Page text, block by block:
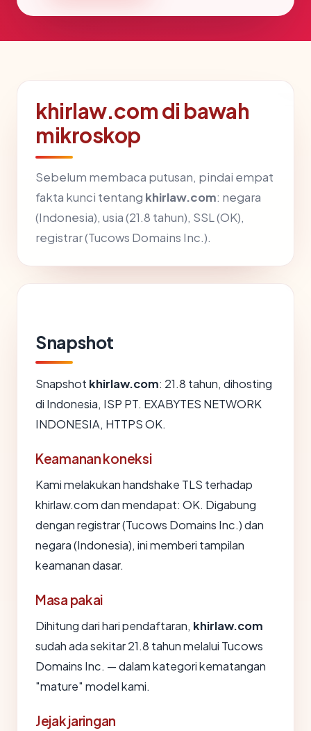
khirlaw.com di bawah
mikroskop
Sebelum membaca putusan, pindai empat
fakta kunci tentang khirlaw.com: negara
(Indonesia), usia (21.8 tahun), SSL (OK),
registrar (Tucows Domains Inc.).
Snapshot
Snapshot khirlaw.com: 21.8 tahun, dihosting
di Indonesia, ISP PT. EXABYTES NETWORK
INDONESIA, HTTPS OK.
Keamanan koneksi
Kami melakukan handshake TLS terhadap
khirlaw.com dan mendapat: OK. Digabung
dengan registrar (Tucows Domains Inc.) dan
negara (Indonesia), ini memberi tampilan
keamanan dasar.
Masa pakai
Dihitung dari hari pendaftaran, khirlaw.com
sudah ada sekitar 21.8 tahun melalui Tucows
Domains Inc. — dalam kategori kematangan
"mature" model kami.
Jejak jaringan